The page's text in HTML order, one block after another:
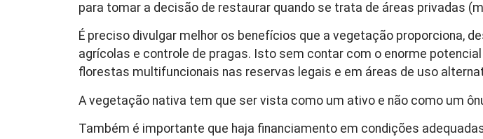
para tomar a decisão de restaurar quando se trata de áreas privadas
É preciso divulgar melhor os benefícios que a vegetação proporciona,
agrícolas e controle de pragas. Isto sem contar com o enorme
florestas multifuncionais nas reservas legais e em áreas de uso
A vegetação nativa tem que ser vista como um ativo e não como um
Também é importante que haja financiamento em condições